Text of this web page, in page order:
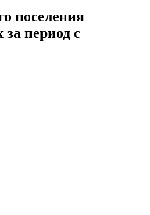
поселения
период с